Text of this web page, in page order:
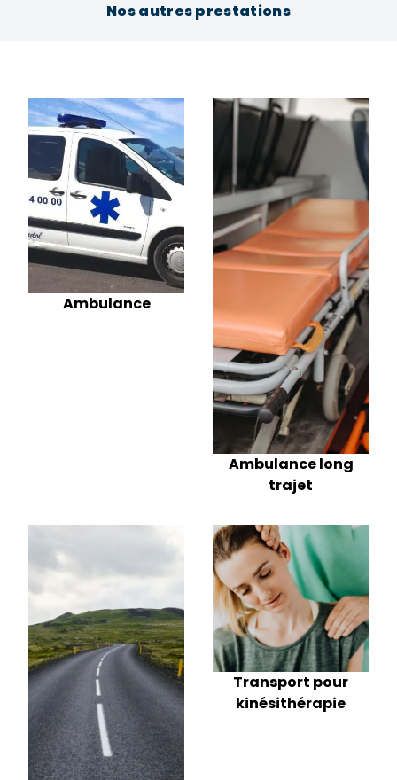
Nos autres prestations
Ambulance
Ambulance long
trajet
Transport pour
kinésithérapie